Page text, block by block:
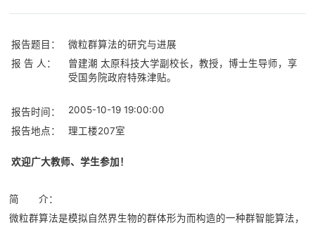
报告题目：
微粒群算法的研究与进展
报 告 人：
曾建潮 太原科技大学副校长，教授，博士生导师，享
受国务院政府特殊津贴。
报告时间：
2005-10-19 19:00:00
报告地点：
理工楼207室
欢迎广大教师、学生参加！
简 介：
微粒群算法是模拟自然界生物的群体形为而构造的一种群智能算法，